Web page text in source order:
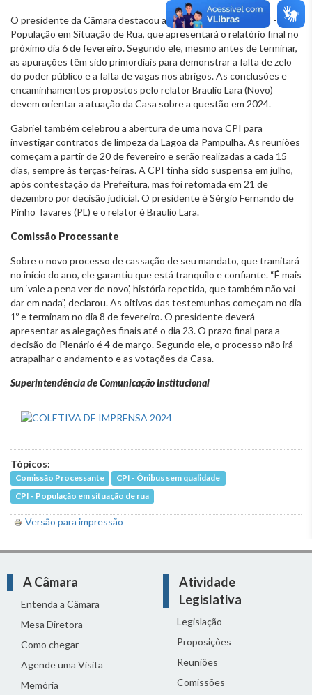
O presidente da Câmara destacou ainda os trabalhos da CPI -
População em Situação de Rua, que apresentará o relatório final no
próximo dia 6 de fevereiro. Segundo ele, mesmo antes de terminar,
as apurações têm sido primordiais para demonstrar a falta de zelo
do poder público e a falta de vagas nos abrigos. As conclusões e
encaminhamentos propostos pelo relator Braulio Lara (Novo)
devem orientar a atuação da Casa sobre a questão em 2024.
Gabriel também celebrou a abertura de uma nova CPI para
investigar contratos de limpeza da Lagoa da Pampulha. As reuniões
começam a partir de 20 de fevereiro e serão realizadas a cada 15
dias, sempre às terças-feiras. A CPI tinha sido suspensa em julho,
após contestação da Prefeitura, mas foi retomada em 21 de
dezembro por decisão judicial. O presidente é Sérgio Fernando de
Pinho Tavares (PL) e o relator é Braulio Lara.
Comissão Processante
Sobre o novo processo de cassação de seu mandato, que tramitará
no início do ano, ele garantiu que está tranquilo e confiante. “É mais
um ‘vale a pena ver de novo’, história repetida, que também não vai
dar em nada”, declarou. As oitivas das testemunhas começam no dia
1º e terminam no dia 8 de fevereiro. O presidente deverá
apresentar as alegações finais até o dia 23. O prazo final para a
decisão do Plenário é 4 de março. Segundo ele, o processo não irá
atrapalhar o andamento e as votações da Casa.
Superintendência de Comunicação Institucional
Tópicos:
Comissão Processante
CPI - Ônibus sem qualidade
CPI - População em situação de rua
Versão para impressão
A Câmara
Entenda a Câmara
Mesa Diretora
Como chegar
Agende uma Visita
Memória
Atividade
Legislativa
Legislação
Proposições
Reuniões
Comissões